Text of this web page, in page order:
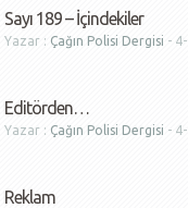
Sayı 189 – İçindekiler
Yazar : Çağın Polisi Dergisi - 4-
Editörden…
Yazar : Çağın Polisi Dergisi - 4-
Reklam